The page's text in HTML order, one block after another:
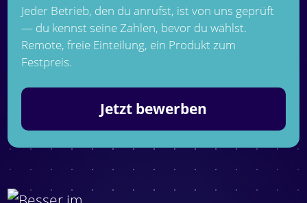
Jeder Betrieb, den du anrufst, ist von uns geprüft
— du kennst seine Zahlen, bevor du wählst.
Remote, freie Einteilung, ein Produkt zum
Festpreis.
Jetzt bewerben